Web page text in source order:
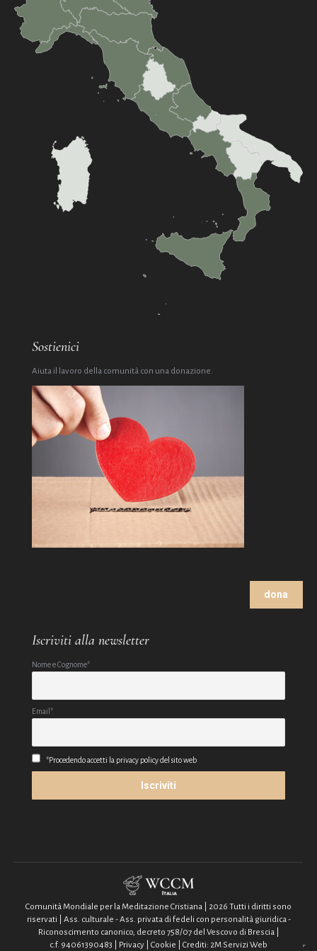
Sostienici
Aiuta il lavoro della comunità con una donazione.
dona
Iscriviti alla newsletter
Nome e Cognome*
Email*
*Procedendo accetti la privacy policy del sito web
Comunità Mondiale per la Meditazione Cristiana | 2026 Tutti i diritti sono
riservati | Ass. culturale - Ass. privata di fedeli con personalità giuridica -
Riconoscimento canonico, decreto 758/07 del Vescovo di Brescia |
c.f. 94061390483 | Privacy Cookie | Crediti: 2M Servizi Web